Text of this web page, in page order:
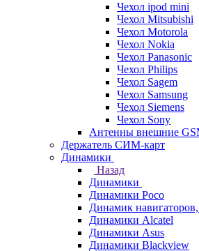
Чехол ipod mini
Чехол Mitsubishi
Чехол Motorola
Чехол Nokia
Чехол Panasonic
Чехол Philips
Чехол Sagem
Чехол Samsung
Чехол Siemens
Чехол Sony
Антенны внешние
Держатель СИМ-карт
Динамики
Назад
Динамики
Динамики Poco
Динамик
Динамики Alcatel
Динамики Asus
Динамики Blackview